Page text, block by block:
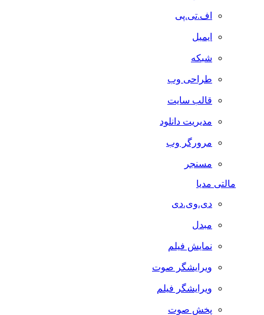
اف.تی.پی
ایمیل
شبکه
طراحی وب
قالب سایت
مدیریت دانلود
مرورگر وب
مسنجر
مالتی مدیا
دی.وی.دی
مبدل
نمایش فیلم
ویرایشگر صوت
ویرایشگر فیلم
پخش صوت